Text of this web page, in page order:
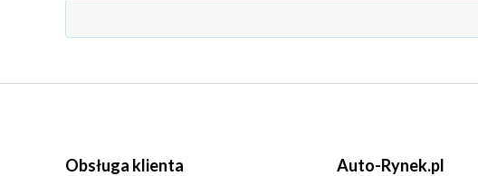
Obsługa klienta Auto-Rynek.pl